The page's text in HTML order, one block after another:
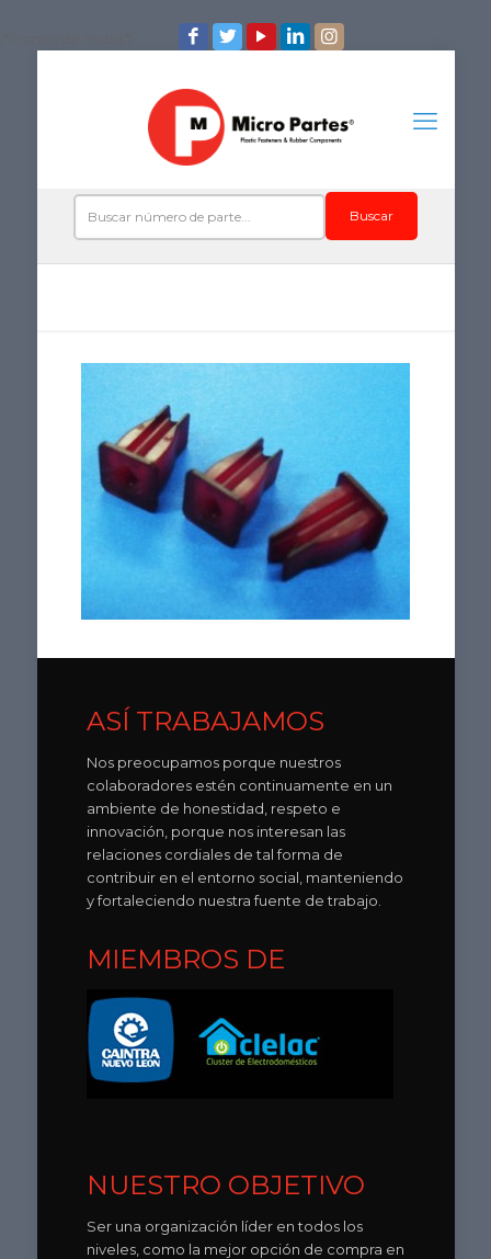
Buscar
ASÍ TRABAJAMOS
Nos preocupamos porque nuestros
colaboradores estén continuamente en un
ambiente de honestidad, respeto e
innovación, porque nos interesan las
relaciones cordiales de tal forma de
contribuir en el entorno social, manteniendo
y fortaleciendo nuestra fuente de trabajo.
MIEMBROS DE
NUESTRO OBJETIVO
Ser una organización líder en todos los
niveles, como la mejor opción de compra en